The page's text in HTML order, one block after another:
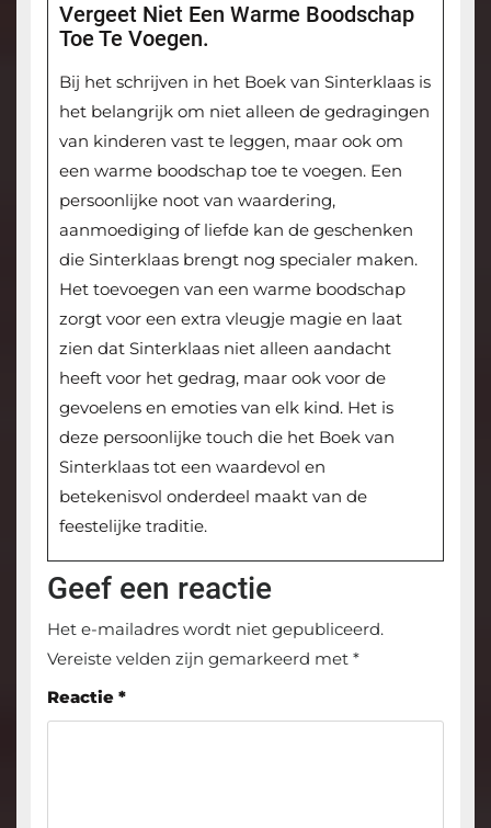
Vergeet Niet Een Warme Boodschap
Toe Te Voegen.
Bij het schrijven in het Boek van Sinterklaas is
het belangrijk om niet alleen de gedragingen
van kinderen vast te leggen, maar ook om
een warme boodschap toe te voegen. Een
persoonlijke noot van waardering,
aanmoediging of liefde kan de geschenken
die Sinterklaas brengt nog specialer maken.
Het toevoegen van een warme boodschap
zorgt voor een extra vleugje magie en laat
zien dat Sinterklaas niet alleen aandacht
heeft voor het gedrag, maar ook voor de
gevoelens en emoties van elk kind. Het is
deze persoonlijke touch die het Boek van
Sinterklaas tot een waardevol en
betekenisvol onderdeel maakt van de
feestelijke traditie.
Geef een reactie
Het e-mailadres wordt niet gepubliceerd.
Vereiste velden zijn gemarkeerd met *
Reactie *